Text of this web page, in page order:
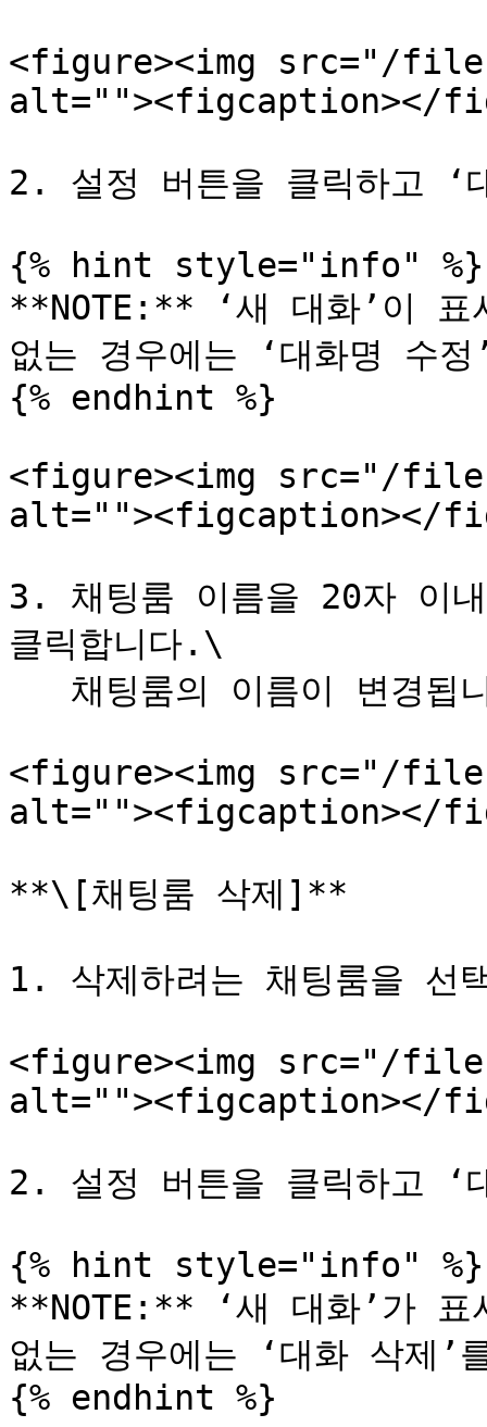
<figure><img src="/files/
alt=""><figcaption></
2. 설정 버튼을 클릭하고 ‘
{% hint style="info" %}
**NOTE:** ‘새 대화’이 표
없는 경우에는 ‘대화명 수
{% endhint %}
<figure><img src="/files/
alt=""><figcaption></
3. 채팅룸 이름을 20자 이
클릭합니다.\
<figure><img src="/
alt=""><figcaption></
**\[채팅룸 삭제]**
1. 삭제하려는 채팅룸을 선
<figure><img src="/files/
alt=""><figcaption></
2. 설정 버튼을 클릭하고 ‘
{% hint style="info" %}
**NOTE:** ‘새 대화’가 표
없는 경우에는 ‘대화 삭제’
{% endhint %}